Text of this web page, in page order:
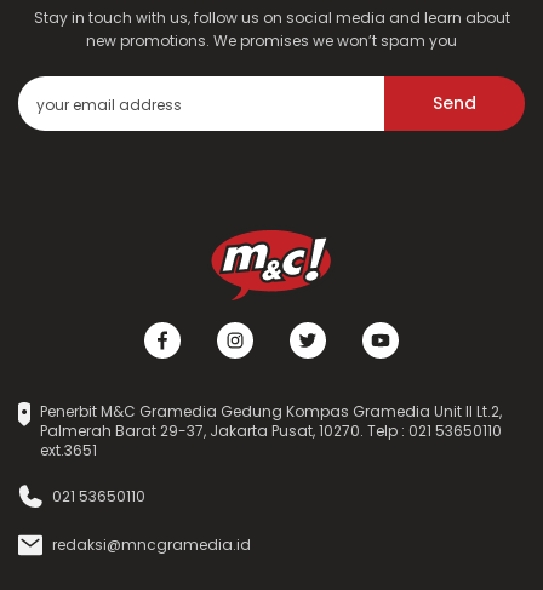
Stay in touch with us, follow us on social media and learn about
new promotions. We promises we won’t spam you
Send
Penerbit M&C Gramedia Gedung Kompas Gramedia Unit II Lt.2,
Palmerah Barat 29-37, Jakarta Pusat, 10270. Telp : 021 53650110
ext.3651
021 53650110
redaksi@mncgramedia.id